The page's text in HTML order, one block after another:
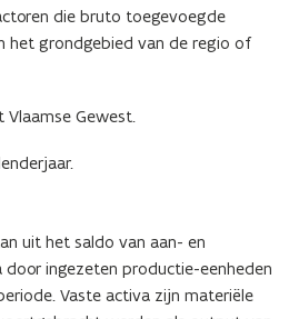
die bruto toegevoegde
het grondgebied van de regio of
Gewest.
uit het saldo van aan- en
ingezeten productie-eenheden
Vaste activa zijn materiële